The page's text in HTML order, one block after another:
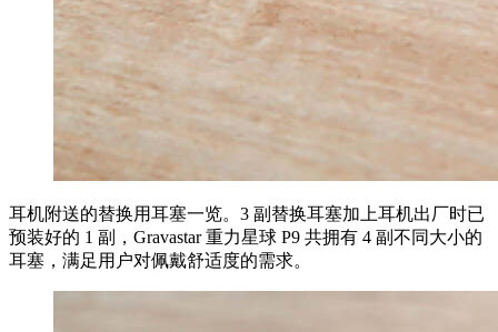
耳机附送的替换用耳塞一览。3 副替换耳塞加上耳机出厂时已
预装好的 1 副，Gravastar 重力星球 P9 共拥有 4 副不同大小的
耳塞，满足用户对佩戴舒适度的需求。